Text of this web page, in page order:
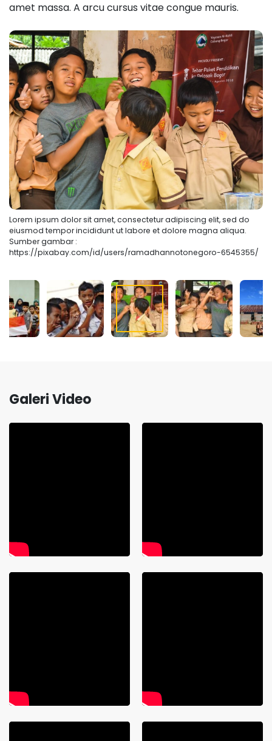
amet massa. A arcu cursus vitae congue mauris.
Lorem ipsum dolor sit amet, consectetur adipiscing elit, sed do
eiusmod tempor incididunt ut labore et dolore magna aliqua.
Sumber gambar :
https://pixabay.com/id/users/ramadhannotonegoro-6545355/
Galeri Video